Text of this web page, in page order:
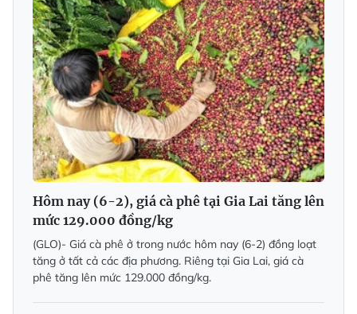
Hôm nay (6-2), giá cà phê tại Gia Lai tăng lên
mức 129.000 đồng/kg
(GLO)- Giá cà phê ở trong nước hôm nay (6-2) đồng loạt
tăng ở tất cả các địa phương. Riêng tại Gia Lai, giá cà
phê tăng lên mức 129.000 đồng/kg.